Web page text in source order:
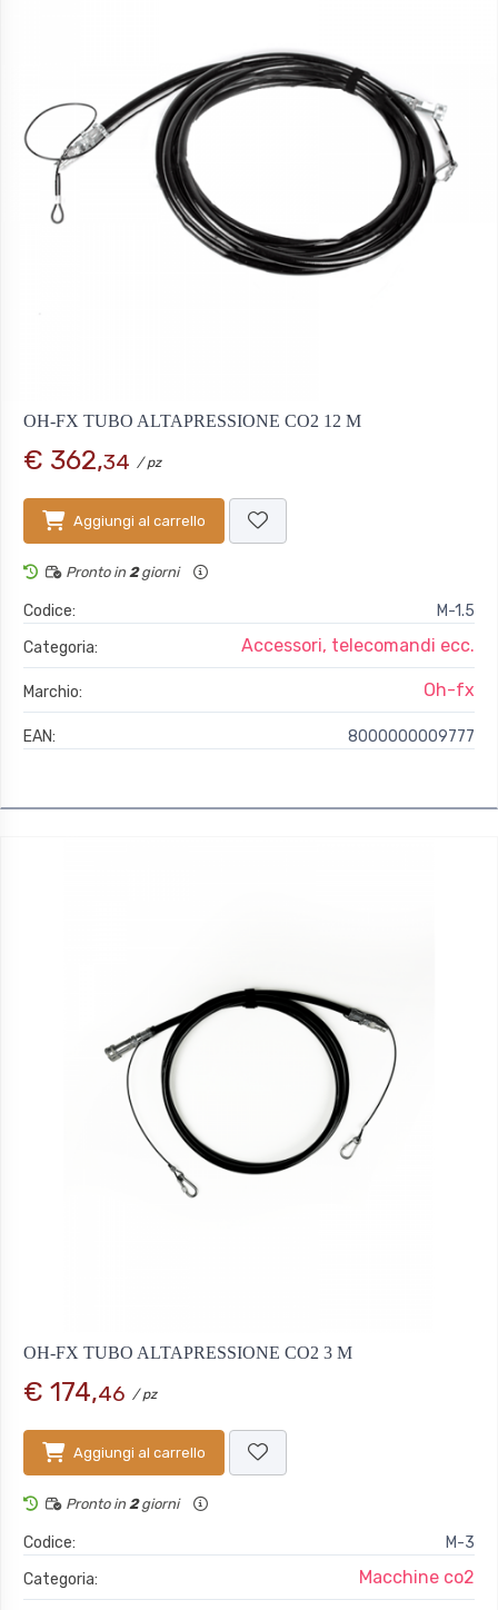
OH-FX TUBO ALTAPRESSIONE CO2 12 M
€ 362,34 / pz
Aggiungi al carrello
Pronto in 2giorni
Codice:
M-1.5
Categoria:
Accessori, telecomandi ecc.
Marchio: Oh-fx
EAN: 8000000009777
OH-FX TUBO ALTAPRESSIONE CO2 3 M
€ 174,46 / pz
Aggiungi al carrello
Pronto in 2giorni
Codice:
M-3
Categoria:
Macchine co2